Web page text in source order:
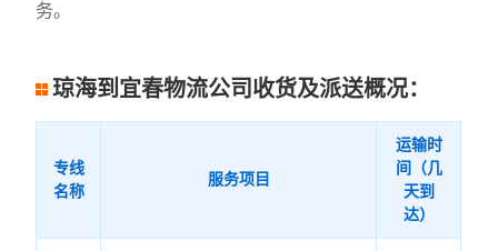
务。
琼海到宜春物流公司收货及派送概况：
专线
名称
服务项目
运输时
间（几
天到
达）